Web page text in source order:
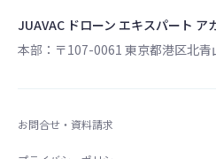
JUAVAC ドローン エキスパート ア
本部：〒107-0061 東京都港区北
お問合せ・資料請求